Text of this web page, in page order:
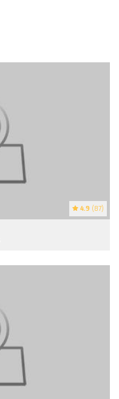
4.9 (87)